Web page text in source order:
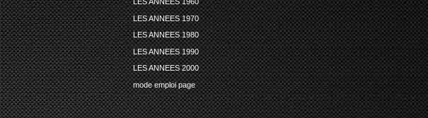
LES ANNEES 1970
LES ANNEES 1980
LES ANNEES 1990
LES ANNEES 2000
mode emploi page